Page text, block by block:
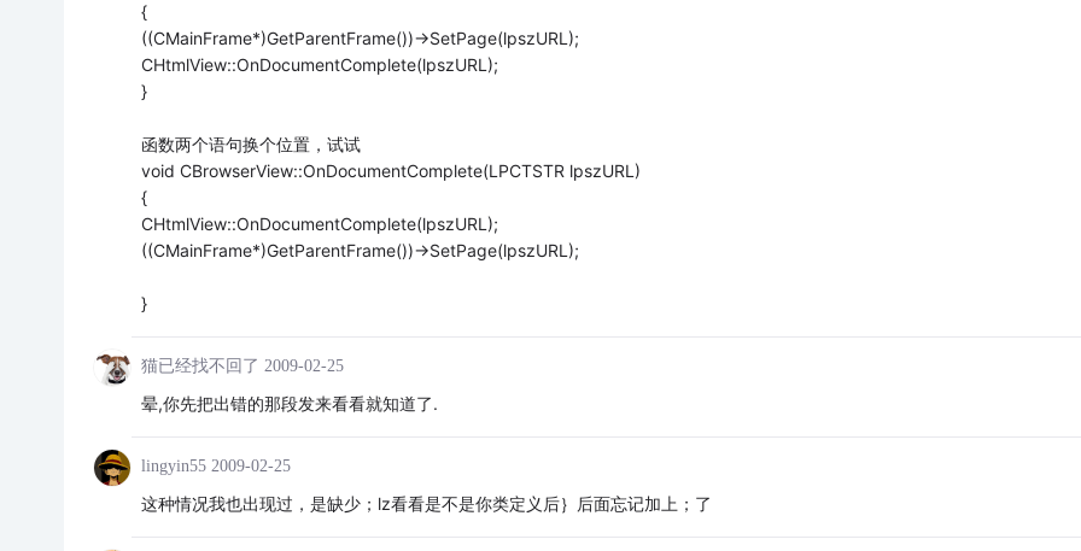
{
((CMainFrame*)GetParentFrame())->SetPage(lpszURL);
CHtmlView::OnDocumentComplete(lpszURL);
}
函数两个语句换个位置，试试
void CBrowserView::OnDocumentComplete(LPCTSTR lpszURL)
{
CHtmlView::OnDocumentComplete(lpszURL);
((CMainFrame*)GetParentFrame())->SetPage(lpszURL);
}
猫已经找不回了 2009-02-25
晕,你先把出错的那段发来看看就知道了.
lingyin55 2009-02-25
这种情况我也出现过，是缺少；lz看看是不是你类定义后｝后面忘记加上；了